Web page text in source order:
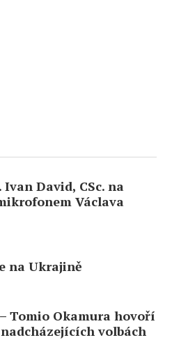
David, CSc. na
Václava
na Ukrajině
Tomio Okamura hovoří
volbách